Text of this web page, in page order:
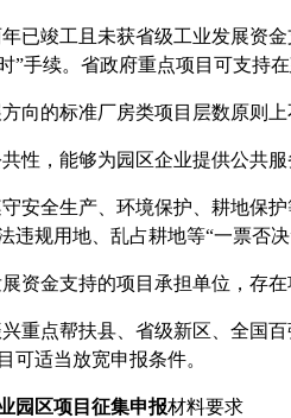
已竣工且未获省级工业发展资
”手续。省政府重点项目可支持
向的标准厂房类项目层数原则
性，能够为园区企业提供公共
安全生产、环境保护、耕地保
违规用地、乱占耕地等“一票否决
资金支持的项目承担单位，存
重点帮扶县、省级新区、全国
可适当放宽申报条件。
园区项目征集申报材料要求